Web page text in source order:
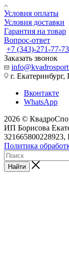
Условия оплаты
Условия доставки
Гарантия на товар
Вопрос-ответ
+7 (343)-271-77-73
Заказать звонок
г.
Вконтакте
WhatsApp
2026 ©
ИП Борисова
Политика
Найти